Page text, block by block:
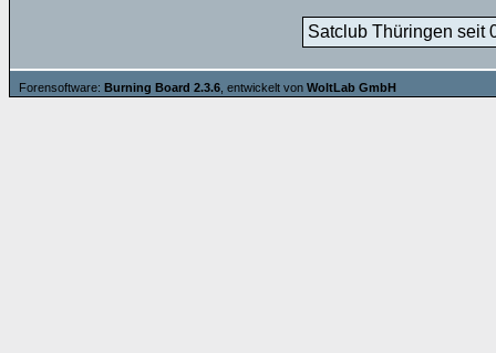
Satclub Thüringen seit
Forensoftware: Burning Board 2.3.6 , entwickelt von WoltLab GmbH